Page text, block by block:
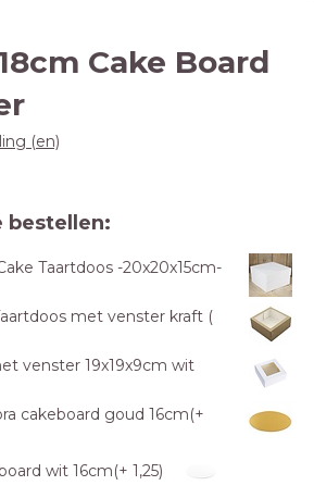
Cake Board
(en)
bestellen:
Taartdoos -20x20x15cm-
met venster kraft (
venster 19x19x9cm wit
cakeboard goud 16cm(+
wit 16cm(+ 1,25)